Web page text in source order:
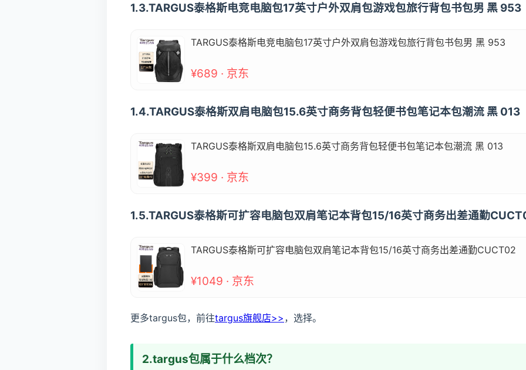
1.3.TARGUS泰格斯电竞电脑包17英寸户外双肩包游戏包旅行背包书包男 黑 953
TARGUS泰格斯电竞电脑包17英寸户外双肩包游戏包旅行背包书包男 黑 953
¥689 · 京东
1.4.TARGUS泰格斯双肩电脑包15.6英寸商务背包轻便书包笔记本包潮流 黑 013
TARGUS泰格斯双肩电脑包15.6英寸商务背包轻便书包笔记本包潮流 黑 013
¥399 · 京东
1.5.TARGUS泰格斯可扩容电脑包双肩笔记本背包15/16英寸商务出差通勤
TARGUS泰格斯可扩容电脑包双肩笔记本背包15/16英寸商务出差通勤CUCT02
¥1049 · 京东
更多targus包，前往targus旗舰店>> ，选择。
2.targus包属于什么档次？